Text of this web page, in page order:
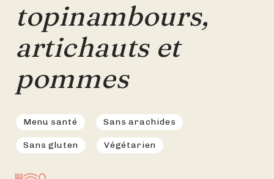
topinambours,
artichauts et
pommes
Menu santé Sans arachides
Sans gluten Végétarien